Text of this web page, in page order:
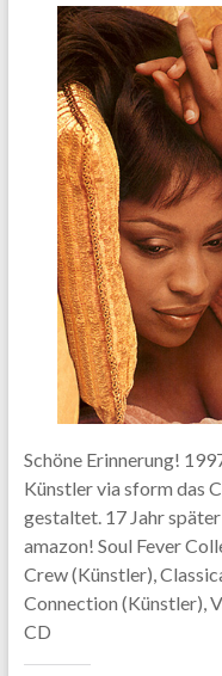
Schöne Erinnerung!
Künstler via sform das
gestaltet. 17 Jahr
amazon! Soul Fever
Crew (Künstler),
Connection (Künstler),
CD